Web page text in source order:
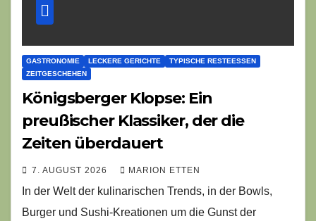
GASTRONOMIE LECKERE GERICHTE
TYPISCHE RESTEESSEN
ZEITGESCHEHEN
Königsberger Klopse: Ein
preußischer Klassiker, der die
Zeiten überdauert
7. AUGUST 2026 MARION ETTEN
In der Welt der kulinarischen Trends, in der Bowls,
Burger und Sushi-Kreationen um die Gunst der